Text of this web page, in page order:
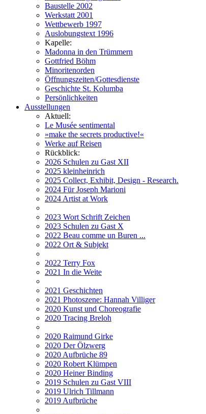
Baustelle 2002
Werkstatt 2001
Wettbewerb 1997
Auslobungstext 1996
Kapelle:
Madonna in den Trümmern
Gottfried Böhm
Minoritenorden
Öffnungszeiten/Gottesdienste
Geschichte St. Kolumba
Persönlichkeiten
Ausstellungen
Aktuell:
Le Musée sentimental
»make the secrets productive!«
Werke auf Reisen
Rückblick:
2026 Schulen zu Gast XII
2025 kleinheinrich
2025 Collect, Exhibit, Design - Research.
2024 Für Joseph Marioni
2024 Artist at Work
2023 Wort Schrift Zeichen
2023 Schulen zu Gast X
2022 Beau comme un Buren ...
2022 Ort & Subjekt
2022 Terry Fox
2021 In die Weite
2021 Geschichten
2021 Photoszene: Hannah Villiger
2020 Kunst und Choreografie
2020 Tracing Breloh
2020 Raimund Girke
2020 Der Ölzwerg
2020 Aufbrüche 89
2020 Robert Klümpen
2020 Heiner Binding
2019 Schulen zu Gast VIII
2019 Ulrich Tillmann
2019 Aufbrüche